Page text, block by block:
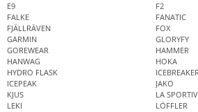
E9
F2
FALKE
FANATIC
FJÄLLRÄVEN
FOX
GARMIN
GLORYFY
GOREWEAR
HAMMER
HANWAG
HOKA
HYDRO FLASK
ICEBREAKER
ICEPEAK
JAKO
KJUS
LA
LEKI
LÖFFLER